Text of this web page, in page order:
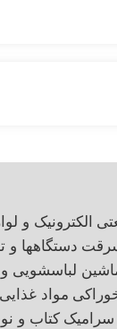
الکترونیک و
دستگاهها و
لباسشویی
مواد
کتاب و